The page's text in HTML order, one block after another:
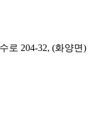
로 204-32, (화양면)